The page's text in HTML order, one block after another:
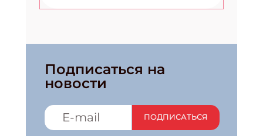
Подписаться на
новости
ПОДПИСАТЬСЯ